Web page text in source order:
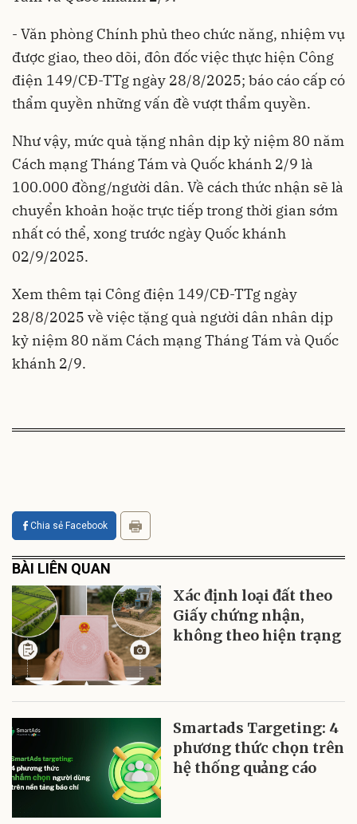
- Văn phòng Chính phủ theo chức năng, nhiệm vụ
được giao, theo dõi, đôn đốc việc thực hiện Công
điện 149/CĐ-TTg ngày 28/8/2025; báo cáo cấp có
thẩm quyền những vấn đề vượt thẩm quyền.
Như vậy, mức quà tặng nhân dịp kỷ niệm 80 năm
Cách mạng Tháng Tám và Quốc khánh 2/9 là
100.000 đồng/người dân. Về cách thức nhận sẽ là
chuyển khoản hoặc trực tiếp trong thời gian sớm
nhất có thể, xong trước ngày Quốc khánh
02/9/2025.
Xem thêm tại Công điện 149/CĐ-TTg ngày
28/8/2025 về việc tặng quà người dân nhân dịp
kỷ niệm 80 năm Cách mạng Tháng Tám và Quốc
khánh 2/9.
Chia sẻ Facebook
BÀI LIÊN QUAN
Xác định loại đất theo
Giấy chứng nhận,
không theo hiện trạng
Smartads Targeting: 4
phương thức chọn trên
hệ thống quảng cáo